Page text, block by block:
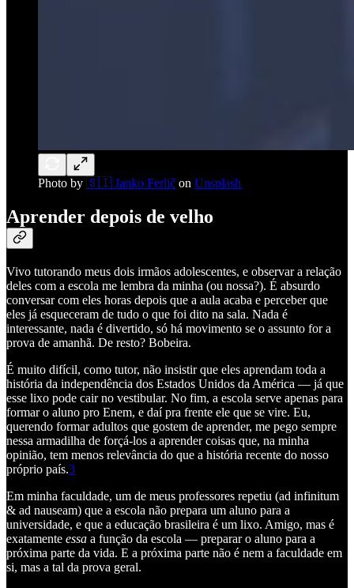
Photo by 🇸🇮 Janko Ferlič on Unsplash
Aprender depois de velho
Vivo tutorando meus dois irmãos adolescentes, e observar a relação
deles com a escola me lembra da minha (ou nossa?). É absurdo
conversar com eles horas depois que a aula acaba e perceber que
eles já esqueceram de tudo o que foi dito na sala. Nada é
interessante, nada é divertido, só há movimento se o assunto for a
prova de amanhã. De resto? Bobeira.
É muito difícil, como tutor, não insistir que eles aprendam toda a
história da independência dos Estados Unidos da América — já que
esse lixo pode cair no vestibular. No fim, a escola serve apenas para
formar o aluno pro Enem, e daí pra frente ele que se vire. Eu,
querendo formar adultos que gostem de aprender, me pego sempre
nessa armadilha de forçá-los a aprender coisas que, na minha
opinião, tem menos relevância do que a história recente do nosso
próprio país.3
Em minha faculdade, um de meus professores repetiu (ad infinitum
& ad nauseam) que a escola não prepara um aluno para a
universidade, e que a educação brasileira é um lixo. Amigo, mas é
exatamente essa a função da escola — preparar o aluno para a
próxima parte da vida. E a próxima parte não é nem a faculdade em
si, mas a tal da prova geral.